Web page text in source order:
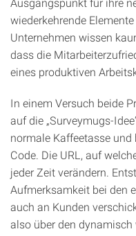
wiederkehrende
Unternehmen wissen
dass die
eines produktiven
In einem Versuch beide
auf die „Surveymugs-
normale Kaffeetasse und
Code. Die URL, auf
jeder Zeit verändern.
Aufmerksamkeit bei den
auch an Kunden
also über den